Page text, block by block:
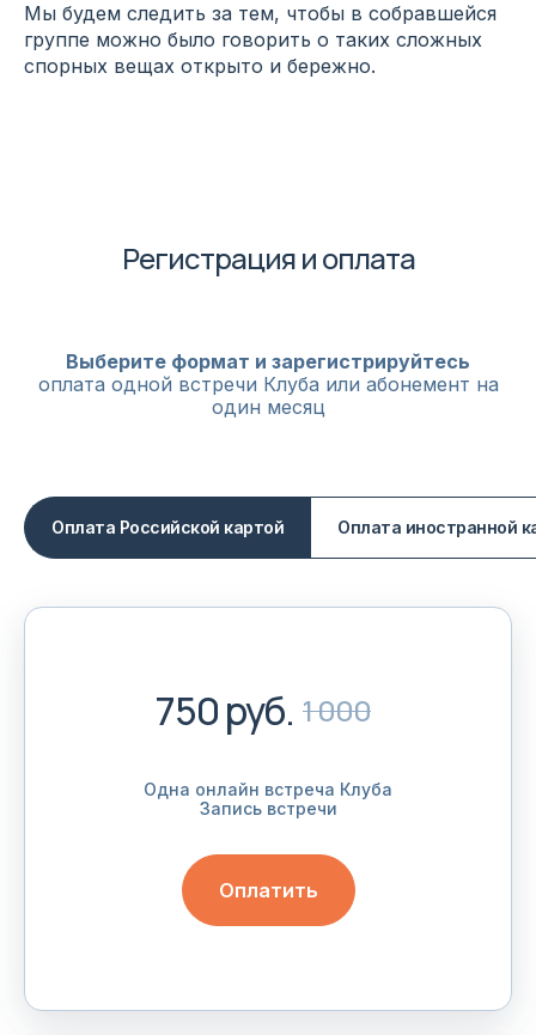
Мы будем следить за тем, чтобы в собравшейся
группе можно было говорить о таких сложных
спорных вещах открыто и бережно.
Регистрация и оплата
Выберите формат и зарегистрируйтесь
оплата одной встречи Клуба или абонемент на
один месяц
Оплата Российской картой Оплата иностранной
750 руб. 1 000
Одна онлайн встреча Клуба
Запись встречи
Оплатить